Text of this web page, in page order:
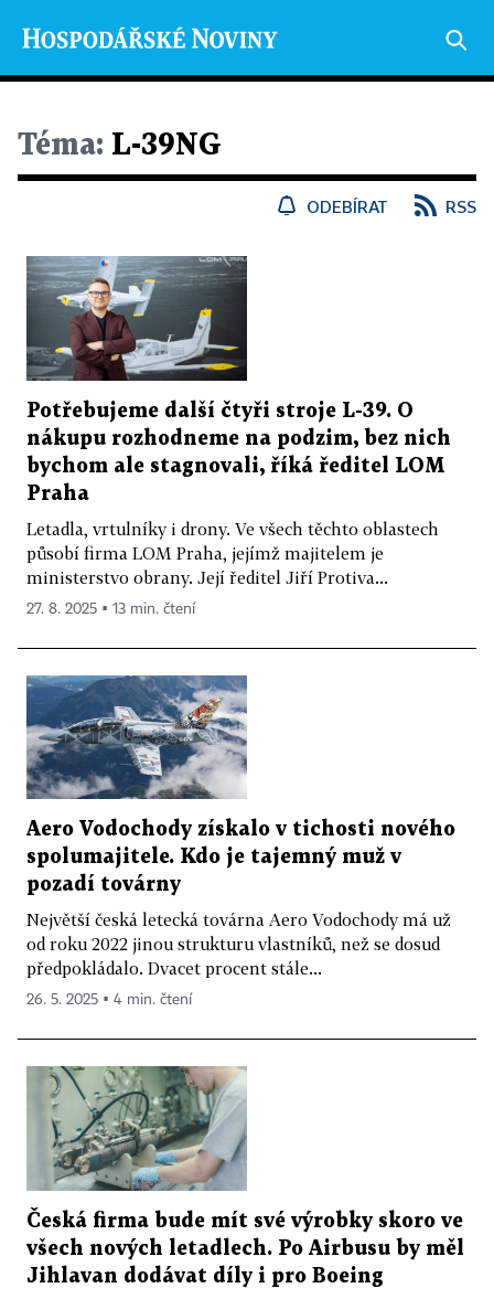
Téma: L-39NG
ODEBÍRAT RSS
Potřebujeme další čtyři stroje L-39. O
nákupu rozhodneme na podzim, bez nich
bychom ale stagnovali, říká ředitel LOM
Praha
Letadla, vrtulníky i drony. Ve všech těchto oblastech
působí firma LOM Praha, jejímž majitelem je
ministerstvo obrany. Její ředitel Jiří Protiva...
27. 8. 2025 ▪ 13 min. čtení
Aero Vodochody získalo v tichosti nového
spolumajitele. Kdo je tajemný muž v
pozadí továrny
Největší česká letecká továrna Aero Vodochody má už
od roku 2022 jinou strukturu vlastníků, než se dosud
předpokládalo. Dvacet procent stále...
26. 5. 2025 ▪ 4 min. čtení
Česká firma bude mít své výrobky skoro ve
všech nových letadlech. Po Airbusu by měl
Jihlavan dodávat díly i pro Boeing